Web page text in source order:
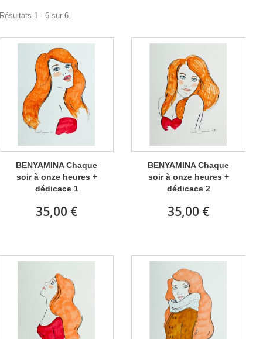
Résultats 1 - 6 sur 6.
BENYAMINA Chaque
soir à onze heures +
dédicace 1
35,00 €
BENYAMINA Chaque
soir à onze heures +
dédicace 2
35,00 €